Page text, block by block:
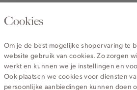
020 - 3412 670
Service
Cookies
Om je de best mogelijke shopervaring te
website gebruik van cookies. Zo zorgen
werkt en kunnen we je instellingen en
Ook plaatsen we cookies voor diensten
persoonlijke aanbiedingen kunnen doen